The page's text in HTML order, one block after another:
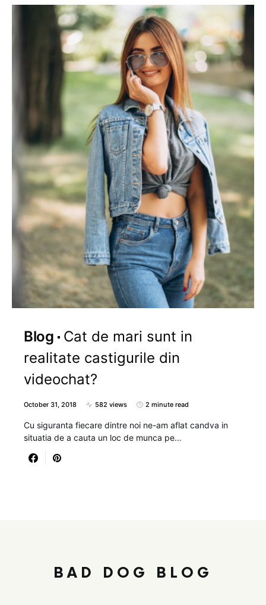
Blog
Cat de mari sunt in
realitate castigurile din
videochat?
October 31, 2018 582 views 2 minute read
Cu siguranta fiecare dintre noi ne-am aflat candva in
situatia de a cauta un loc de munca pe…
BAD DOG BLOG